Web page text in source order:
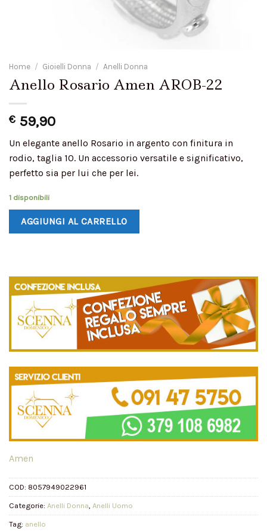
Home / Gioielli Donna / Anelli Donna
Anello Rosario Amen AROB-22
€ 59,90
Un elegante anello Rosario in argento con finitura in
rodio, taglia 10. Un accessorio versatile e significativo,
perfetto sia per lui che per lei.
1 disponibili
AGGIUNGI AL CARRELLO
Amen
COD: 8057949022961
Categorie: Anelli Donna Anelli Uomo
Tag: anello